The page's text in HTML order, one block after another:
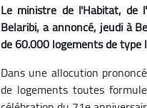
Le ministre de l'Habitat, de
Belaribi, a annoncé, jeudi à
de 60.000 logements de
Dans une allocution
de logements toutes